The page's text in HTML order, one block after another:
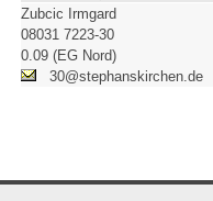
Zubcic Irmgard
08031 7223-30
0.09 (EG Nord)
30@stephanskirchen.de